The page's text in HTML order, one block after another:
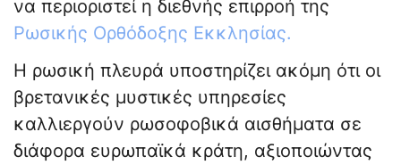
να περιοριστεί η διεθνής επιρροή της
Ρωσικής Ορθόδοξης Εκκλησίας.
Η ρωσική πλευρά υποστηρίζει ακόμη ότι οι
βρετανικές μυστικές υπηρεσίες
καλλιεργούν ρωσοφοβικά αισθήματα σε
διάφορα ευρωπαϊκά κράτη, αξιοποιώντας